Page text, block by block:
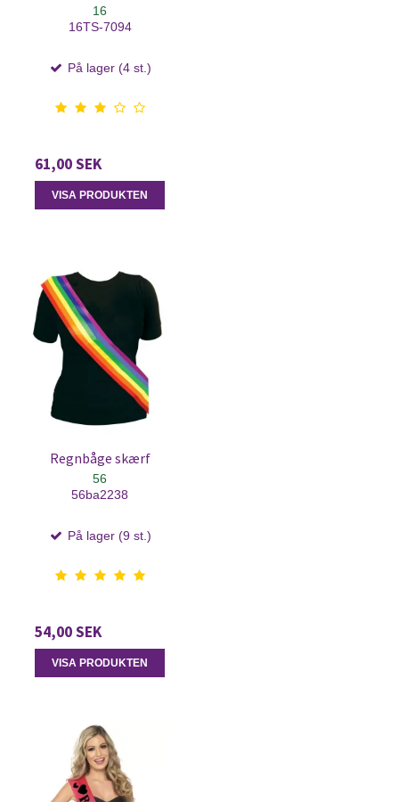
16
16TS-7094
På lager (4 st.)
61,00 SEK
VISA PRODUKTEN
Regnbåge skærf
56
56ba2238
På lager (9 st.)
54,00 SEK
VISA PRODUKTEN